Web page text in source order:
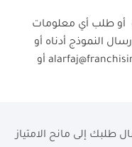
أو طلب أي معلومات
النموذج أدناه أو
أو
طلبك إلى مانح الامتياز